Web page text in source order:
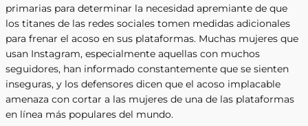
primarias para determinar la necesidad apremiante de que
los titanes de las redes sociales tomen medidas adicionales
para frenar el acoso en sus plataformas. Muchas mujeres que
usan Instagram, especialmente aquellas con muchos
seguidores, han informado constantemente que se sienten
inseguras, y los defensores dicen que el acoso implacable
amenaza con cortar a las mujeres de una de las plataformas
en línea más populares del mundo.